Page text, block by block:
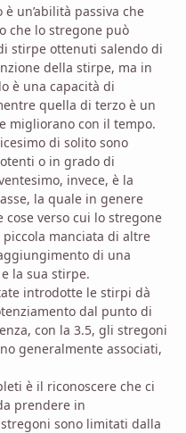
un’abilità passiva che
che lo stregone può
stirpe ottenuti salendo di
della stirpe, ma in
è una capacità di
quella di terzo è un
migliorano con il tempo.
di solito sono
o in grado di
invece, è la
la quale in genere
cose verso cui lo stregone
manciata di altre
di una
la sua stirpe.
introdotte le stirpi dà
dal punto di
con la 3.5, gli stregoni
generalmente associati,
è il riconoscere che ci
prendere in
sono limitati dalla